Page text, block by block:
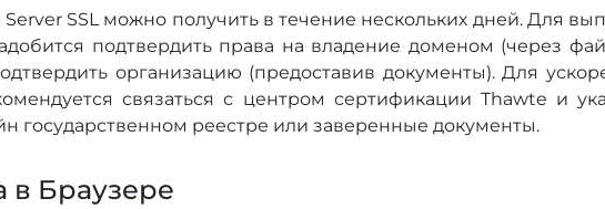
SSL можно получить в течение нескольких дней. Для
подтвердить права на владение доменом (через
организацию (предоставив документы). Для
связаться с центром сертификации Thawte и
государственном реестре или заверенные документы.
в Браузере